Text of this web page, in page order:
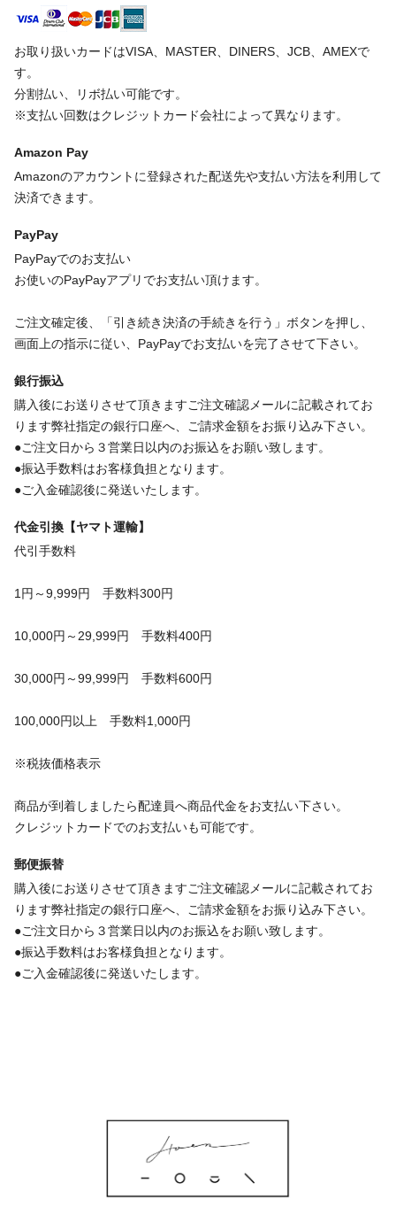
お取り扱いカードはVISA、MASTER、DINERS、JCB、AMEXで
す。
分割払い、リボ払い可能です。
※支払い回数はクレジットカード会社によって異なります。
Amazon Pay
Amazonのアカウントに登録された配送先や支払い方法を利用して
決済できます。
PayPay
PayPayでのお支払い
お使いのPayPayアプリでお支払い頂けます。
ご注文確定後、「引き続き決済の手続きを行う」ボタンを押し、
画面上の指示に従い、PayPayでお支払いを完了させて下さい。
銀行振込
購入後にお送りさせて頂きますご注文確認メールに記載されてお
ります弊社指定の銀行口座へ、ご請求金額をお振り込み下さい。
●ご注文日から３営業日以内のお振込をお願い致します。
●振込手数料はお客様負担となります。
●ご入金確認後に発送いたします。
代金引換【ヤマト運輸】
代引手数料
1円～9,999円 手数料300円
10,000円～29,999円 手数料400円
30,000円～99,999円 手数料600円
100,000円以上 手数料1,000円
※税抜価格表示
商品が到着しましたら配達員へ商品代金をお支払い下さい。
クレジットカードでのお支払いも可能です。
郵便振替
購入後にお送りさせて頂きますご注文確認メールに記載されてお
ります弊社指定の銀行口座へ、ご請求金額をお振り込み下さい。
●ご注文日から３営業日以内のお振込をお願い致します。
●振込手数料はお客様負担となります。
●ご入金確認後に発送いたします。